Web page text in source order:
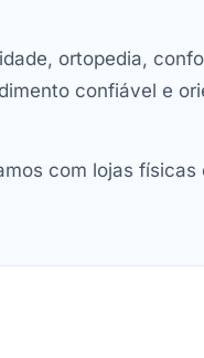
ortopedia,
confiável e
com lojas físicas